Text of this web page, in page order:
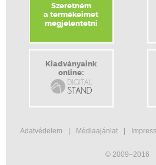
Szeretném
a termékeimet
megjelentetni
Kiadványaink
online:
Adatvédelem Médiaajánlat
© 2009–2016